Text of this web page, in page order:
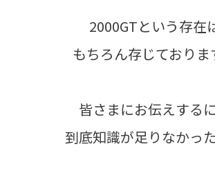
2000GTという存在
もちろん存じておりま
皆さまにお伝えする
到底知識が足りなかっ